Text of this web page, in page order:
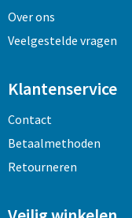
Over ons
Veelgestelde vragen
Klantenservice
Contact
Betaalmethoden
Retourneren